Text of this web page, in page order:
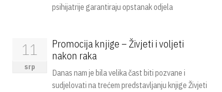
psihijatrije garantiraju opstanak odjela
11
srp
Promocija knjige – Živjeti i voljeti
nakon raka
Danas nam je bila velika čast biti pozvane i
sudjelovati na trećem predstavljanju knjige Živjeti